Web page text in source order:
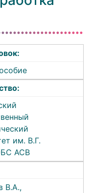
им. В.Г.
АСВ
В.А.,